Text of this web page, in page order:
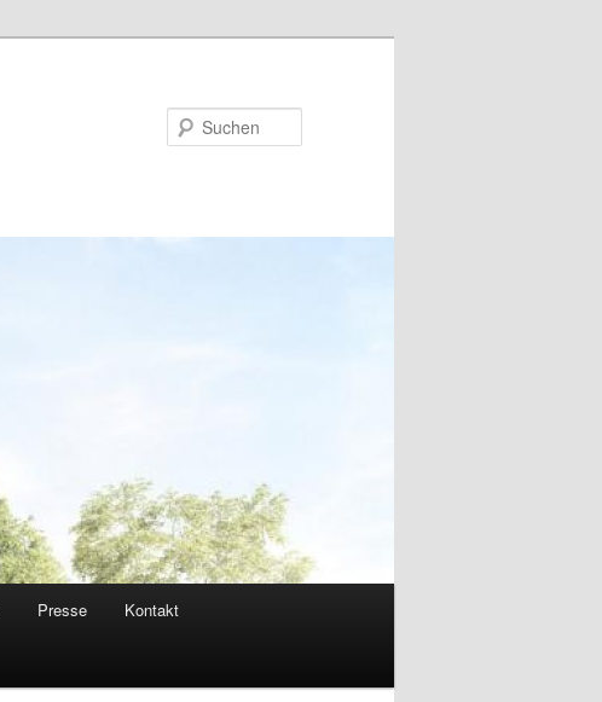
Presse Kontakt